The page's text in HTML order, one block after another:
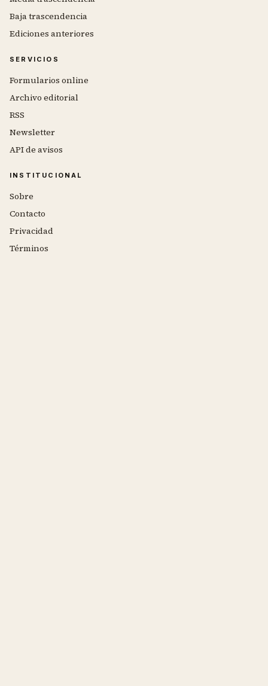
Baja trascendencia
Ediciones anteriores
SERVICIOS
Formularios online
Archivo editorial
RSS
Newsletter
API de avisos
INSTITUCIONAL
Sobre
Contacto
Privacidad
Términos